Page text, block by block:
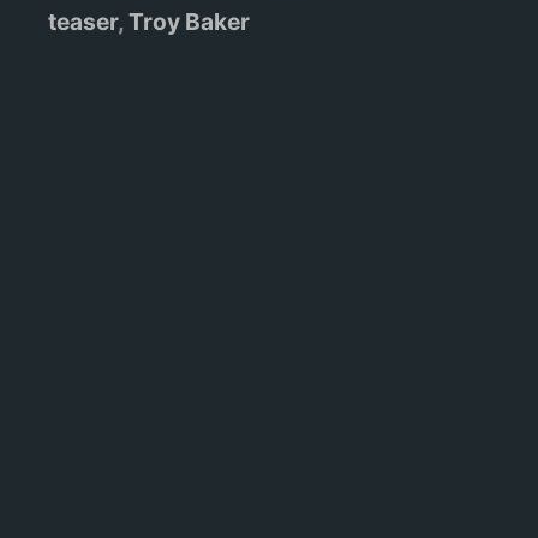
teaser,Troy Baker